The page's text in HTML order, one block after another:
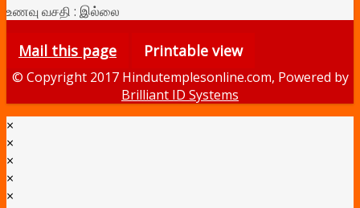
உணவு வசதி : இல்லை
Mail this page Printable view
© Copyright 2017 Hindutemplesonline.com, Powered by
Brilliant ID Systems
×
×
×
×
×